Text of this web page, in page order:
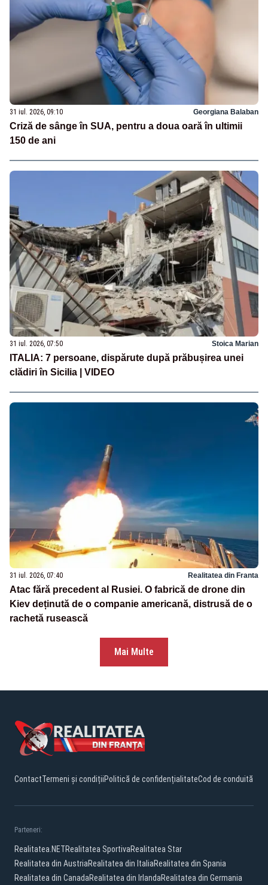
31 iul. 2026, 09:10 Georgiana Balaban
Criză de sânge în SUA, pentru a doua oară în ultimii
150 de ani
31 iul. 2026, 07:50 Stoica Marian
ITALIA: 7 persoane, dispărute după prăbușirea unei
clădiri în Sicilia | VIDEO
31 iul. 2026, 07:40 Realitatea din Franta
Atac fără precedent al Rusiei. O fabrică de drone din
Kiev deținută de o companie americană, distrusă de o
rachetă rusească
Mai Multe
ContactTermeni și condițiiPolitică de confidențialitateCod de conduită
Parteneri:
Realitatea.NETRealitatea SportivaRealitatea Star
Realitatea din AustriaRealitatea din ItaliaRealitatea din Spania
Realitatea din CanadaRealitatea din IrlandaRealitatea din Germania